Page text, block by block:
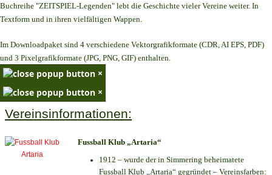
Buchreihe "ZEITSPIEL-Legenden" lebt die Geschichte vieler Vereine weiter. In
Textform und in ihren vielfältigen Wappen.
Im Downloadpaket sind 4 verschiedene Vektorgrafikformate (CDR, AI EPS, PDF)
und 3 Pixelgrafikformate (JPG, PNG, GIF) enthalten.
×
×
Vereinsinformationen:
Fussball Klub „Artaria“
1912 – wurde der in Simmering beheimatete
Fussball Klub „Artaria“ gegründet – Vereinsfarben: